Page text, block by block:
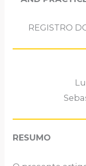
REGISTRO
RESUMO